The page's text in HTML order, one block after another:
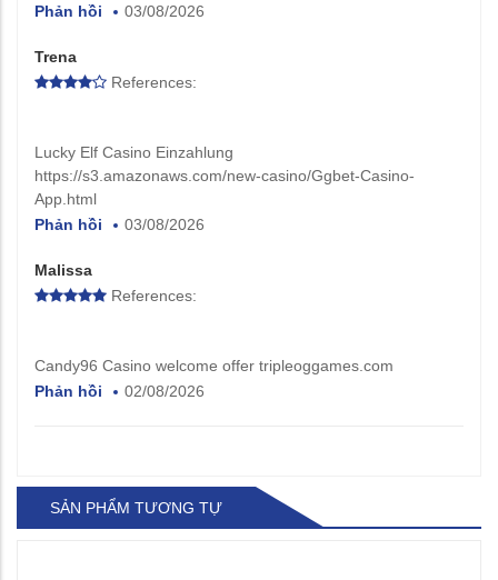
Phản hồi
03/08/2026
Trena
References:
Lucky Elf Casino Einzahlung
https://s3.amazonaws.com/new-casino/Ggbet-Casino-
App.html
Phản hồi
03/08/2026
Malissa
References:
Candy96 Casino welcome offer tripleoggames.com
Phản hồi
02/08/2026
SẢN PHẨM TƯƠNG TỰ